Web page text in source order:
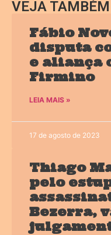
VEJA TAMBÉM
Fábio
disputa
e aliança
Firmino
LEIA MAIS »
17 de agosto de 2023
Thiago
pelo
Bezerra,